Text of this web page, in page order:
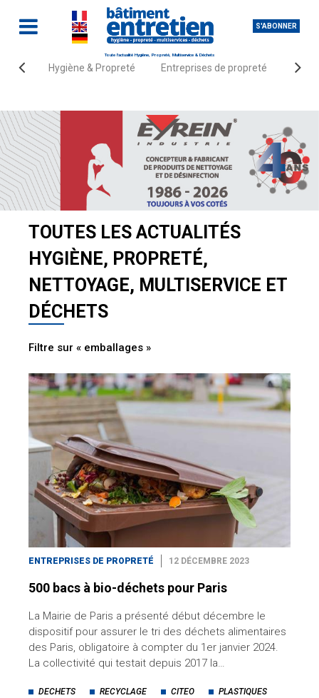
S'ABONNER
Toute l'actualité Hygiène, Propreté, Multiservice & Déchets
Hygiène & Propreté Entreprises de propreté
Accueil Actualités
TOUTES LES ACTUALITÉS
HYGIÈNE, PROPRETÉ,
NETTOYAGE, MULTISERVICE ET
DÉCHETS
Filtre sur « emballages »
ENTREPRISES DE PROPRETÉ 12 DÉCEMBRE 2023
500 bacs à bio-déchets pour Paris
La Mairie de Paris a présenté début décembre le
dispositif pour assurer le tri des déchets alimentaires
des Paris, obligatoire à compter du 1er janvier 2024.
La collectivité qui testait depuis 2017 la…
DECHETS RECYCLAGE CITEO PLASTIQUES